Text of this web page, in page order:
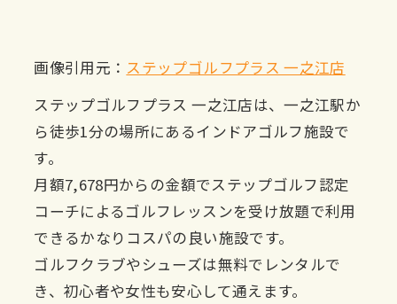
画像引用元： ステップゴルフプラス 一之江店
ステップゴルフプラス 一之江店は、一之江駅か
ら徒歩1分の場所にあるインドアゴルフ施設で
す。
月額7,678円からの金額でステップゴルフ認定
コーチによるゴルフレッスンを受け放題で利用
できるかなりコスパの良い施設です。
ゴルフクラブやシューズは無料でレンタルで
き、初心者や女性も安心して通えます。